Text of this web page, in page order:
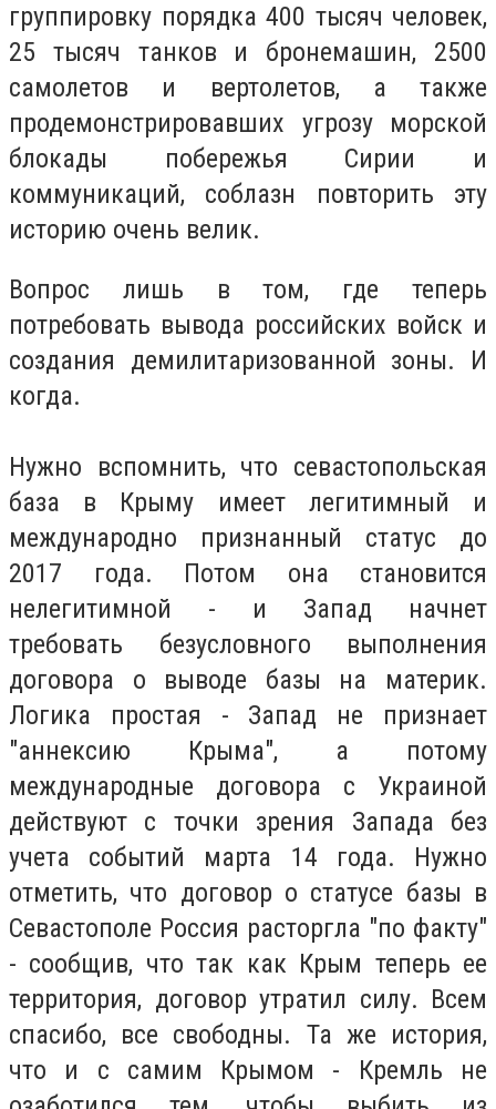
группировку порядка 400 тысяч человек,
25 тысяч танков и бронемашин, 2500
самолетов и вертолетов, а также
продемонстрировавших угрозу морской
блокады побережья Сирии и
коммуникаций, соблазн повторить эту
историю очень велик.
Вопрос лишь в том, где теперь
потребовать вывода российских войск и
создания демилитаризованной зоны. И
когда.
Нужно вспомнить, что севастопольская
база в Крыму имеет легитимный и
международно признанный статус до
2017 года. Потом она становится
нелегитимной - и Запад начнет
требовать безусловного выполнения
договора о выводе базы на материк.
Логика простая - Запад не признает
"аннексию Крыма", а потому
международные договора с Украиной
действуют с точки зрения Запада без
учета событий марта 14 года. Нужно
отметить, что договор о статусе базы в
Севастополе Россия расторгла "по факту"
- сообщив, что так как Крым теперь ее
территория, договор утратил силу. Всем
спасибо, все свободны. Та же история,
что и с самим Крымом - Кремль не